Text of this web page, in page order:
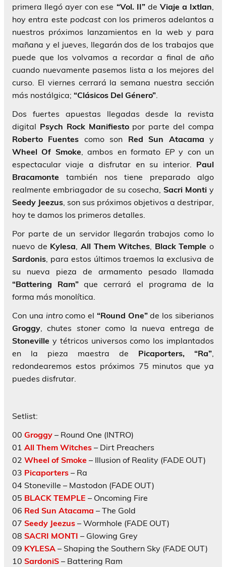
primera llegó ayer con ese “Vol. II”de Viaje a Ixtlan,
hoy entra este podcastcon los primeros adelantos a
nuestros próximos lanzamientos en la web y para
mañana y el jueves, llegarán dos de los trabajos que
puede que los volvamos a recordar a final de año
cuando nuevamente pasemos lista a los mejores del
curso. El viernes cerrará la semana nuestra sección
más nostálgica; “Clásicos Del Género”.
Dos fuertes apuestas llegadas desde la revista
digital Psych Rock Manifiestopor parte del compa
Roberto Fuentes como son Red Sun Atacama y
Wheel Of Smoke, ambos en formato EPy con un
espectacular viaje a disfrutar en su interior. Paul
Bracamonte también nos tiene preparado algo
realmente embriagador de su cosecha, Sacri Monti y
Seedy Jeezus, son sus próximos objetivos a destripar,
hoy te damos los primeros detalles.
Por parte de un servidor llegarán trabajos como lo
nuevo de Kylesa, All Them Witches, Black Temple o
Sardonis, para estos últimos traemos la exclusiva de
su nueva pieza de armamento pesado llamada
“Battering Ram”que cerrará el programa de la
forma más monolítica.
Con una introcomo el “Round One”de los siberianos
Groggy, chutes stonercomo la nueva entrega de
Stoneville y tétricos universos como los implantados
en la pieza maestra de Picaporters, “Ra”,
redondearemos estos próximos 75 minutos que ya
puedes disfrutar.
Setlist:
00 Groggy – Round One (INTRO)
01 All Them Witches – Dirt Preachers
02 Wheel of Smoke – Illusion of Reality (FADE OUT)
03 Picaporters – Ra
04 Stoneville – Mastodon (FADE OUT)
05 BLACK TEMPLE – Oncoming Fire
06 Red Sun Atacama – The Gold
07 Seedy Jeezus – Wormhole (FADE OUT)
08 SACRI MONTI – Glowing Grey
09 KYLESA – Shaping the Southern Sky (FADE OUT)
10 SardoniS – Battering Ram